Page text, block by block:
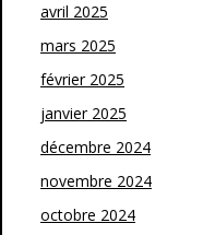
avril 2025
mars 2025
février 2025
janvier 2025
décembre 2024
novembre 2024
octobre 2024